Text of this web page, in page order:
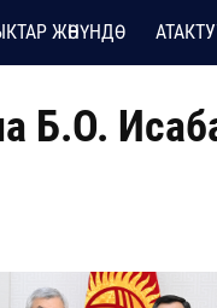
ЖӨНҮНДӨ
Б.О.